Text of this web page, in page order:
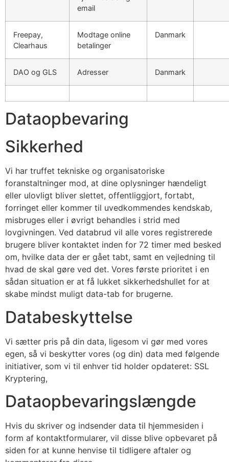
email
Freepay,
Clearhaus
Modtage online
betalinger
Danmark
DAO og GLS Adresser Danmark
Dataopbevaring
Sikkerhed
Vi har truffet tekniske og organisatoriske
foranstaltninger mod, at dine oplysninger hændeligt
eller ulovligt bliver slettet, offentliggjort, fortabt,
forringet eller kommer til uvedkommendes kendskab,
misbruges eller i øvrigt behandles i strid med
lovgivningen. Ved databrud vil alle vores registrerede
brugere bliver kontaktet inden for 72 timer med besked
om, hvilke data der er gået tabt, samt en vejledning til
hvad de skal gøre ved det. Vores første prioritet i en
sådan situation er at få lukket sikkerhedshullet for at
skabe mindst muligt data-tab for brugerne.
Databeskyttelse
Vi sætter pris på din data, ligesom vi gør med vores
egen, så vi beskytter vores (og din) data med følgende
initiativer, som vi til enhver tid holder opdateret: SSL
Kryptering,
Dataopbevaringslængde
Hvis du skriver og indsender data til hjemmesiden i
form af kontaktformularer, vil disse blive opbevaret på
siden for at kunne henvise til tidligere aftaler og